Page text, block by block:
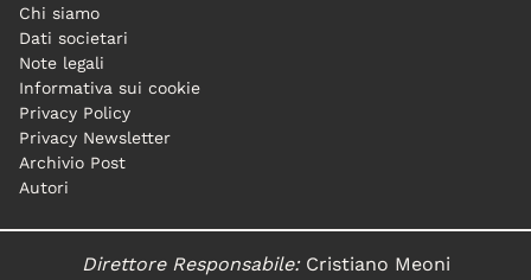
Chi siamo
Dati societari
Note legali
Informativa sui cookie
Privacy Policy
Privacy Newsletter
Archivio Post
Autori
Direttore Responsabile:Cristiano Meoni